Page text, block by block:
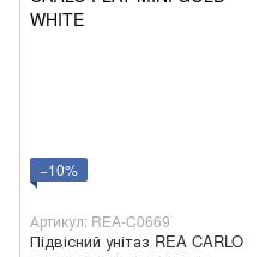
−10%
Артикул: REA-C0669
Підвісний унітаз REA CARLO